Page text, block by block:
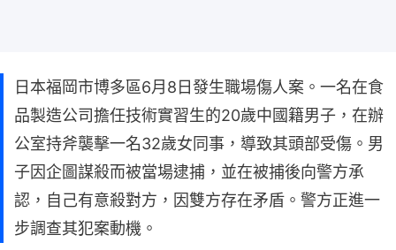
日本福岡市博多區6月8日發生職場傷人案。一名在食
品製造公司擔任技術實習生的20歲中國籍男子，在辦
公室持斧襲擊一名32歲女同事，導致其頭部受傷。男
子因企圖謀殺而被當場逮捕，並在被捕後向警方承
認，自己有意殺對方，因雙方存在矛盾。警方正進一
步調查其犯案動機。